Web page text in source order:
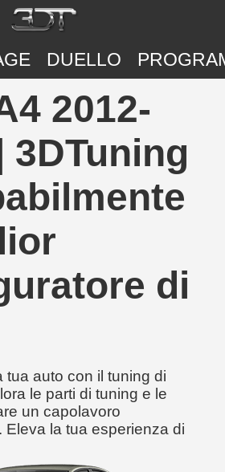
DUELLO
2012-
3DTuning
di
tua auto con il tuning di
le parti di tuning e le
un capolavoro
Eleva la tua esperienza di